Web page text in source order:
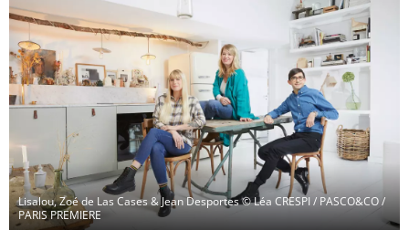
Lisalou, Zoé de Las Cases & Jean Desportes© Léa CRESPI / PASCO&CO /
PARIS PREMIERE